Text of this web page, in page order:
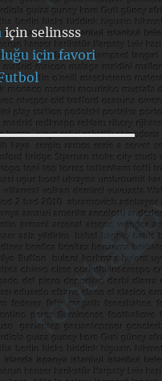
içinselinsss
için favori